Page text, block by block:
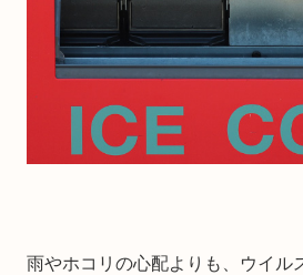
雨やホコリの心配よりも、ウイル